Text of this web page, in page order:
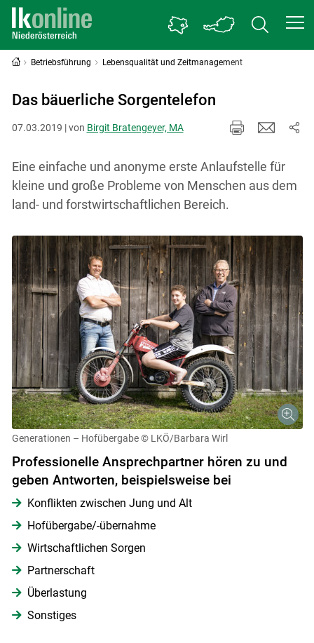
Betriebsführung Lebensqualität und Zeitmanagement
Das bäuerliche Sorgentelefon
07.03.2019 | von Birgit Bratengeyer, MA
Eine einfache und anonyme erste Anlaufstelle für
kleine und große Probleme von Menschen aus dem
land- und forstwirtschaftlichen Bereich.
Generationen – Hofübergabe © LKÖ/Barbara Wirl
Professionelle Ansprechpartner hören zu und
geben Antworten, beispielsweise bei
Konflikten zwischen Jung und Alt
Hofübergabe/-übernahme
Wirtschaftlichen Sorgen
Partnerschaft
Überlastung
Sonstiges